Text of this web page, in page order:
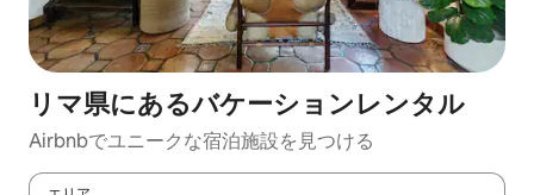
リマ県にあるバケーションレンタル
Airbnbでユニークな宿泊施設を見つける